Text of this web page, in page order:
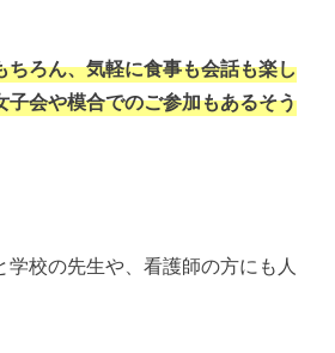
ちろん、気軽に食事も会話も楽し
子会や模合でのご参加もあるそう
学校の先生や、看護師の方にも人